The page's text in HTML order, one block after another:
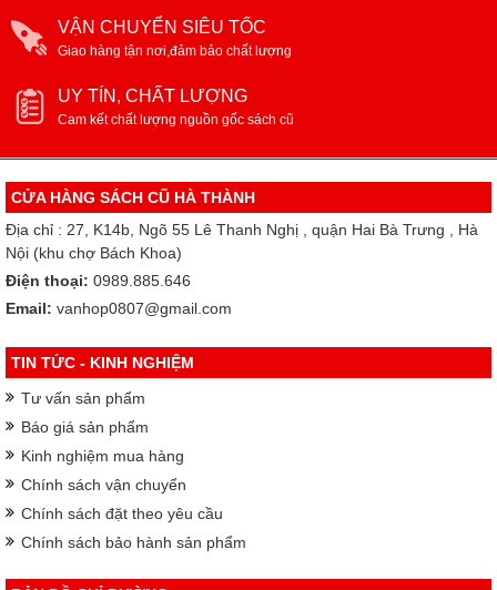
VẬN CHUYỂN SIÊU TỐC
Giao hàng tận nơi,đảm bảo chất lượng
UY TÍN, CHẤT LƯỢNG
Cam kết chất lượng nguồn gốc sách cũ
CỬA HÀNG SÁCH CŨ HÀ THÀNH
Địa chỉ : 27, K14b, Ngõ 55 Lê Thanh Nghị , quận Hai Bà Trưng , Hà
Nội (khu chợ Bách Khoa)
Điện thoại: 0989.885.646
Email: vanhop0807@gmail.com
TIN TỨC - KINH NGHIỆM
Tư vấn sản phẩm
Báo giá sản phẩm
Kinh nghiệm mua hàng
Chính sách vận chuyển
Chính sách đặt theo yêu cầu
Chính sách bảo hành sản phẩm